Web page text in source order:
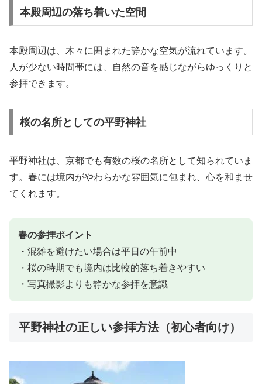
本殿周辺の落ち着いた空間
本殿周辺は、木々に囲まれた静かな空気が流れています。
人が少ない時間帯には、自然の音を感じながらゆっくりと
参拝できます。
桜の名所としての平野神社
平野神社は、京都でも有数の桜の名所として知られていま
す。春には境内がやわらかな雰囲気に包まれ、心を和ませ
てくれます。
春の参拝ポイント
・混雑を避けたい場合は平日の午前中
・桜の時期でも境内は比較的落ち着きやすい
・写真撮影よりも静かな参拝を意識
平野神社の正しい参拝方法（初心者向け）